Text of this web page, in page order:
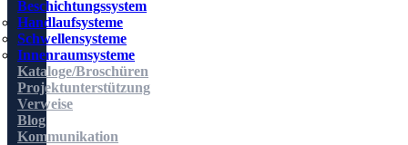
Beschichtungssystem
Handlaufsysteme
Schwellensysteme
Innenraumsysteme
Kataloge/Broschüren
Projektunterstützung
Verweise
Blog
Kommunikation